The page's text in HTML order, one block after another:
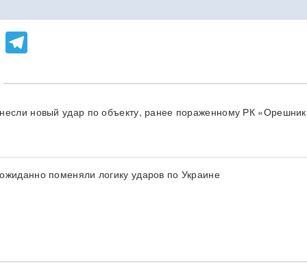
Viber
новый удар по объекту, ранее пораженному РК
поменяли логику ударов по Украине